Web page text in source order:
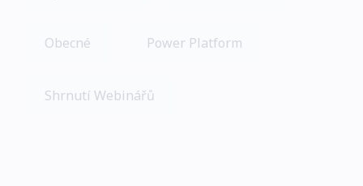
Obecné Power Platform
Shrnutí Webinářů